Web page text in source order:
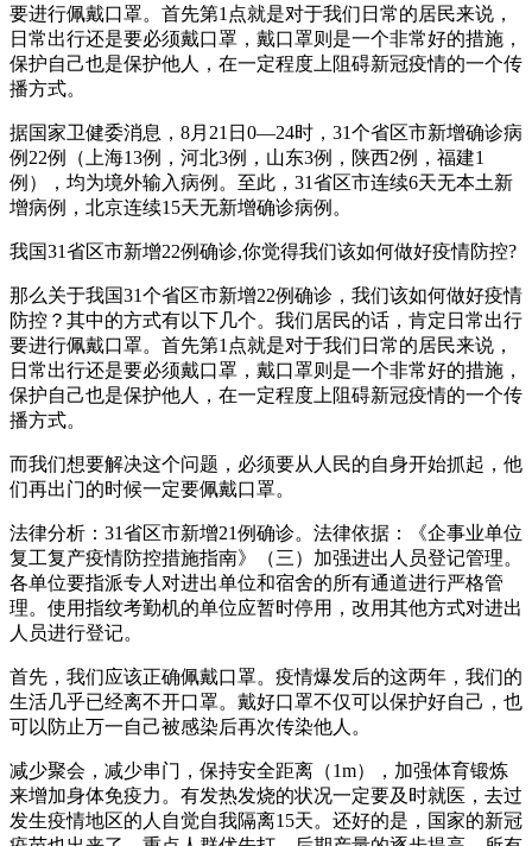
要进行佩戴口罩。首先第1点就是对于我们日常的居民来说，
日常出行还是要必须戴口罩，戴口罩则是一个非常好的措施，
保护自己也是保护他人，在一定程度上阻碍新冠疫情的一个传
播方式。
据国家卫健委消息，8月21日0—24时，31个省区市新增确诊病
例22例（上海13例，河北3例，山东3例，陕西2例，福建1
例），均为境外输入病例。至此，31省区市连续6天无本土新
增病例，北京连续15天无新增确诊病例。
我国31省区市新增22例确诊,你觉得我们该如何做好疫情防控?
那么关于我国31个省区市新增22例确诊，我们该如何做好疫情
防控？其中的方式有以下几个。我们居民的话，肯定日常出行
要进行佩戴口罩。首先第1点就是对于我们日常的居民来说，
日常出行还是要必须戴口罩，戴口罩则是一个非常好的措施，
保护自己也是保护他人，在一定程度上阻碍新冠疫情的一个传
播方式。
而我们想要解决这个问题，必须要从人民的自身开始抓起，他
们再出门的时候一定要佩戴口罩。
法律分析：31省区市新增21例确诊。法律依据：《企事业单位
复工复产疫情防控措施指南》（三）加强进出人员登记管理。
各单位要指派专人对进出单位和宿舍的所有通道进行严格管
理。使用指纹考勤机的单位应暂时停用，改用其他方式对进出
人员进行登记。
首先，我们应该正确佩戴口罩。疫情爆发后的这两年，我们的
生活几乎已经离不开口罩。戴好口罩不仅可以保护好自己，也
可以防止万一自己被感染后再次传染他人。
减少聚会，减少串门，保持安全距离（1m），加强体育锻炼
来增加身体免疫力。有发热发烧的状况一定要及时就医，去过
发生疫情地区的人自觉自我隔离15天。还好的是，国家的新冠